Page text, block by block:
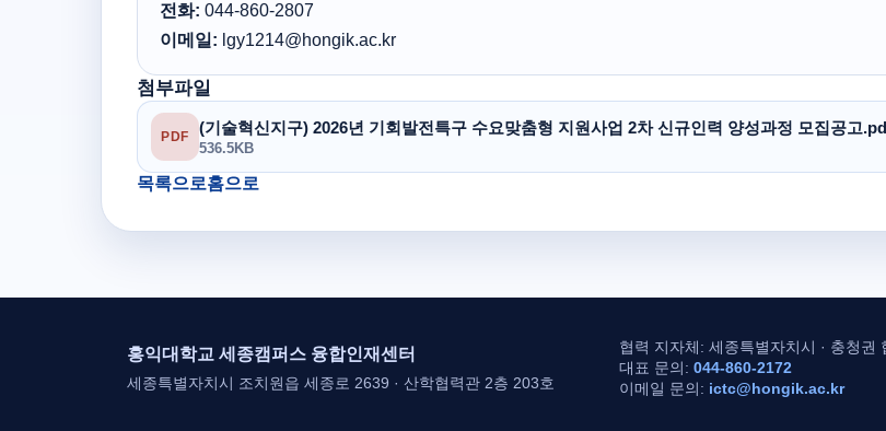
전화: 044-860-2807
이메일: lgy1214@hongik.ac.kr
첨부파일
PDF (기술혁신지구) 2026년 기회발전특구 수요맞춤형 지원사업 2차 신규인력 양성과정 모집공고
536.5KB
목록으로홈으로
홍익대학교 세종캠퍼스 융합인재센터
세종특별자치시 조치원읍 세종로 2639 · 산학협력관 2층 203호
협력 지자체: 세종특별자치시 · 충청권
대표 문의: 044-860-2172
이메일 문의: ictc@hongik.ac.kr